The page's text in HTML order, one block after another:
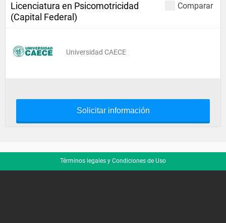
Comparar
Licenciatura en Psicomotricidad
(Capital Federal)
Universidad CAECE
Solicitar información
Términos legales y Condiciones de Uso